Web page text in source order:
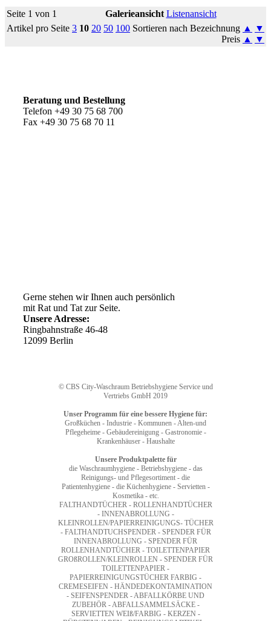
Seite 1 von 1 Galerieansicht Listenansicht
Artikel pro Seite 3 10 20 50 100 Sortieren nach Bezeichnung ▲
▼
Preis ▲ ▼
Beratung und Bestellung
Telefon +49 30 75 68 700
Fax +49 30 75 68 70 11
Gerne stehen wir Ihnen auch persönlich
mit Rat und Tat zur Seite.
Unsere Adresse:
Ringbahnstraße 46-48
12099 Berlin
© CBS City-Waschraum Betriebshygiene Service und
Vertriebs GmbH 2019
Unser Programm für eine bessere Hygiene für:
Großküchen - Industrie - Kommunen - Alten-und
Pflegeheime - Gebäudereinigung - Gastronomie -
Krankenhäuser - Haushalte
Unsere Produktpalette für
die Waschraumhygiene - Betriebshygiene - das
Reinigungs- und Pflegesortiment - die
Patientenhygiene - die Küchenhygiene - Servietten -
Kosmetika - etc.
FALTHANDTÜCHER - ROLLENHANDTÜCHER
- INNENABROLLUNG -
KLEINROLLEN/PAPIERREINIGUNGS- TÜCHER
- FALTHANDTUCHSPENDER - SPENDER FÜR
INNENABROLLUNG - SPENDER FÜR
ROLLENHANDTÜCHER - TOILETTENPAPIER
GROßROLLEN/KLEINROLLEN - SPENDER FÜR
TOILETTENPAPIER -
PAPIERREINIGUNGSTÜCHER FARBIG -
CREMESEIFEN - HÄNDEDEKONTAMINATION
- SEIFENSPENDER - ABFALLKÖRBE UND
ZUBEHÖR - ABFALLSAMMELSÄCKE -
SERVIETTEN WEIß/FARBIG - KERZEN -